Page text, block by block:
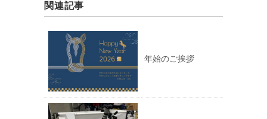
関連記事
年始のご挨拶